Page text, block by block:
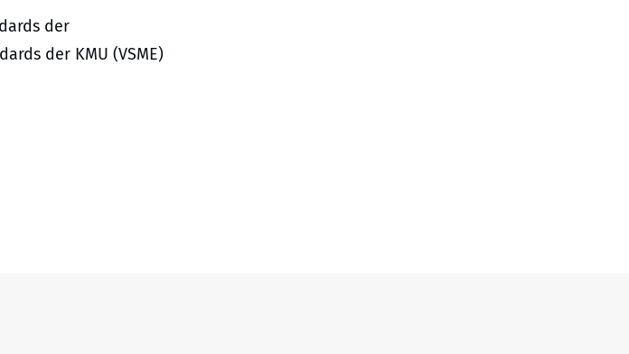
der
der KMU (VSME)